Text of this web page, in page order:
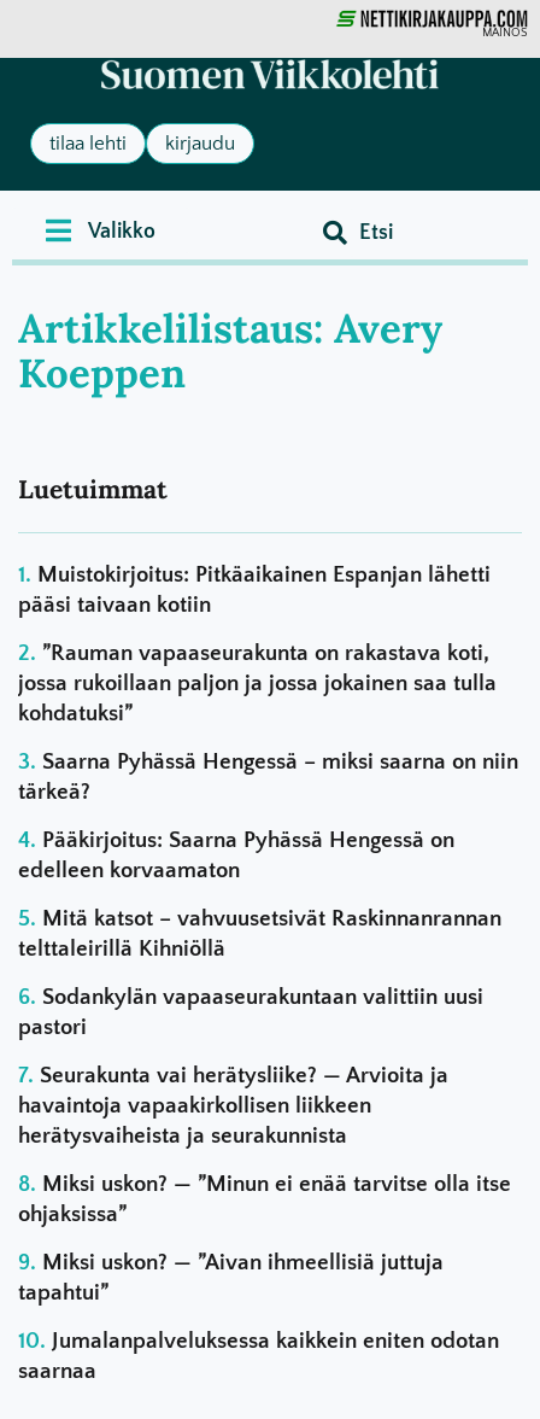
MAINOS
tilaa lehti kirjaudu
Artikkelilistaus: Avery
Koeppen
Luetuimmat
Muistokirjoitus: Pitkäaikainen Espanjan lähetti
pääsi taivaan kotiin
”Rauman vapaaseurakunta on rakastava koti,
jossa rukoillaan paljon ja jossa jokainen saa tulla
kohdatuksi”
Saarna Pyhässä Hengessä – miksi saarna on niin
tärkeä?
Pääkirjoitus: Saarna Pyhässä Hengessä on
edelleen korvaamaton
Mitä katsot – vahvuusetsivät Raskinnanrannan
telttaleirillä Kihniöllä
Sodankylän vapaaseurakuntaan valittiin uusi
pastori
Seurakunta vai herätysliike? — Arvioita ja
havaintoja vapaakirkollisen liikkeen
herätysvaiheista ja seurakunnista
Miksi uskon? — ”Minun ei enää tarvitse olla itse
ohjaksissa”
Miksi uskon? — ”Aivan ihmeellisiä juttuja
tapahtui”
Jumalanpalveluksessa kaikkein eniten odotan
saarnaa